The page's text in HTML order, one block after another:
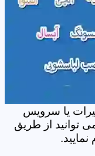
یا سرویس
توانید از طریق